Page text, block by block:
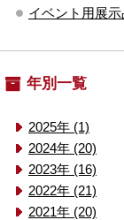
イベント用展
年別一覧
2025年 (1)
2024年 (20)
2023年 (16)
2022年 (21)
2021年 (20)